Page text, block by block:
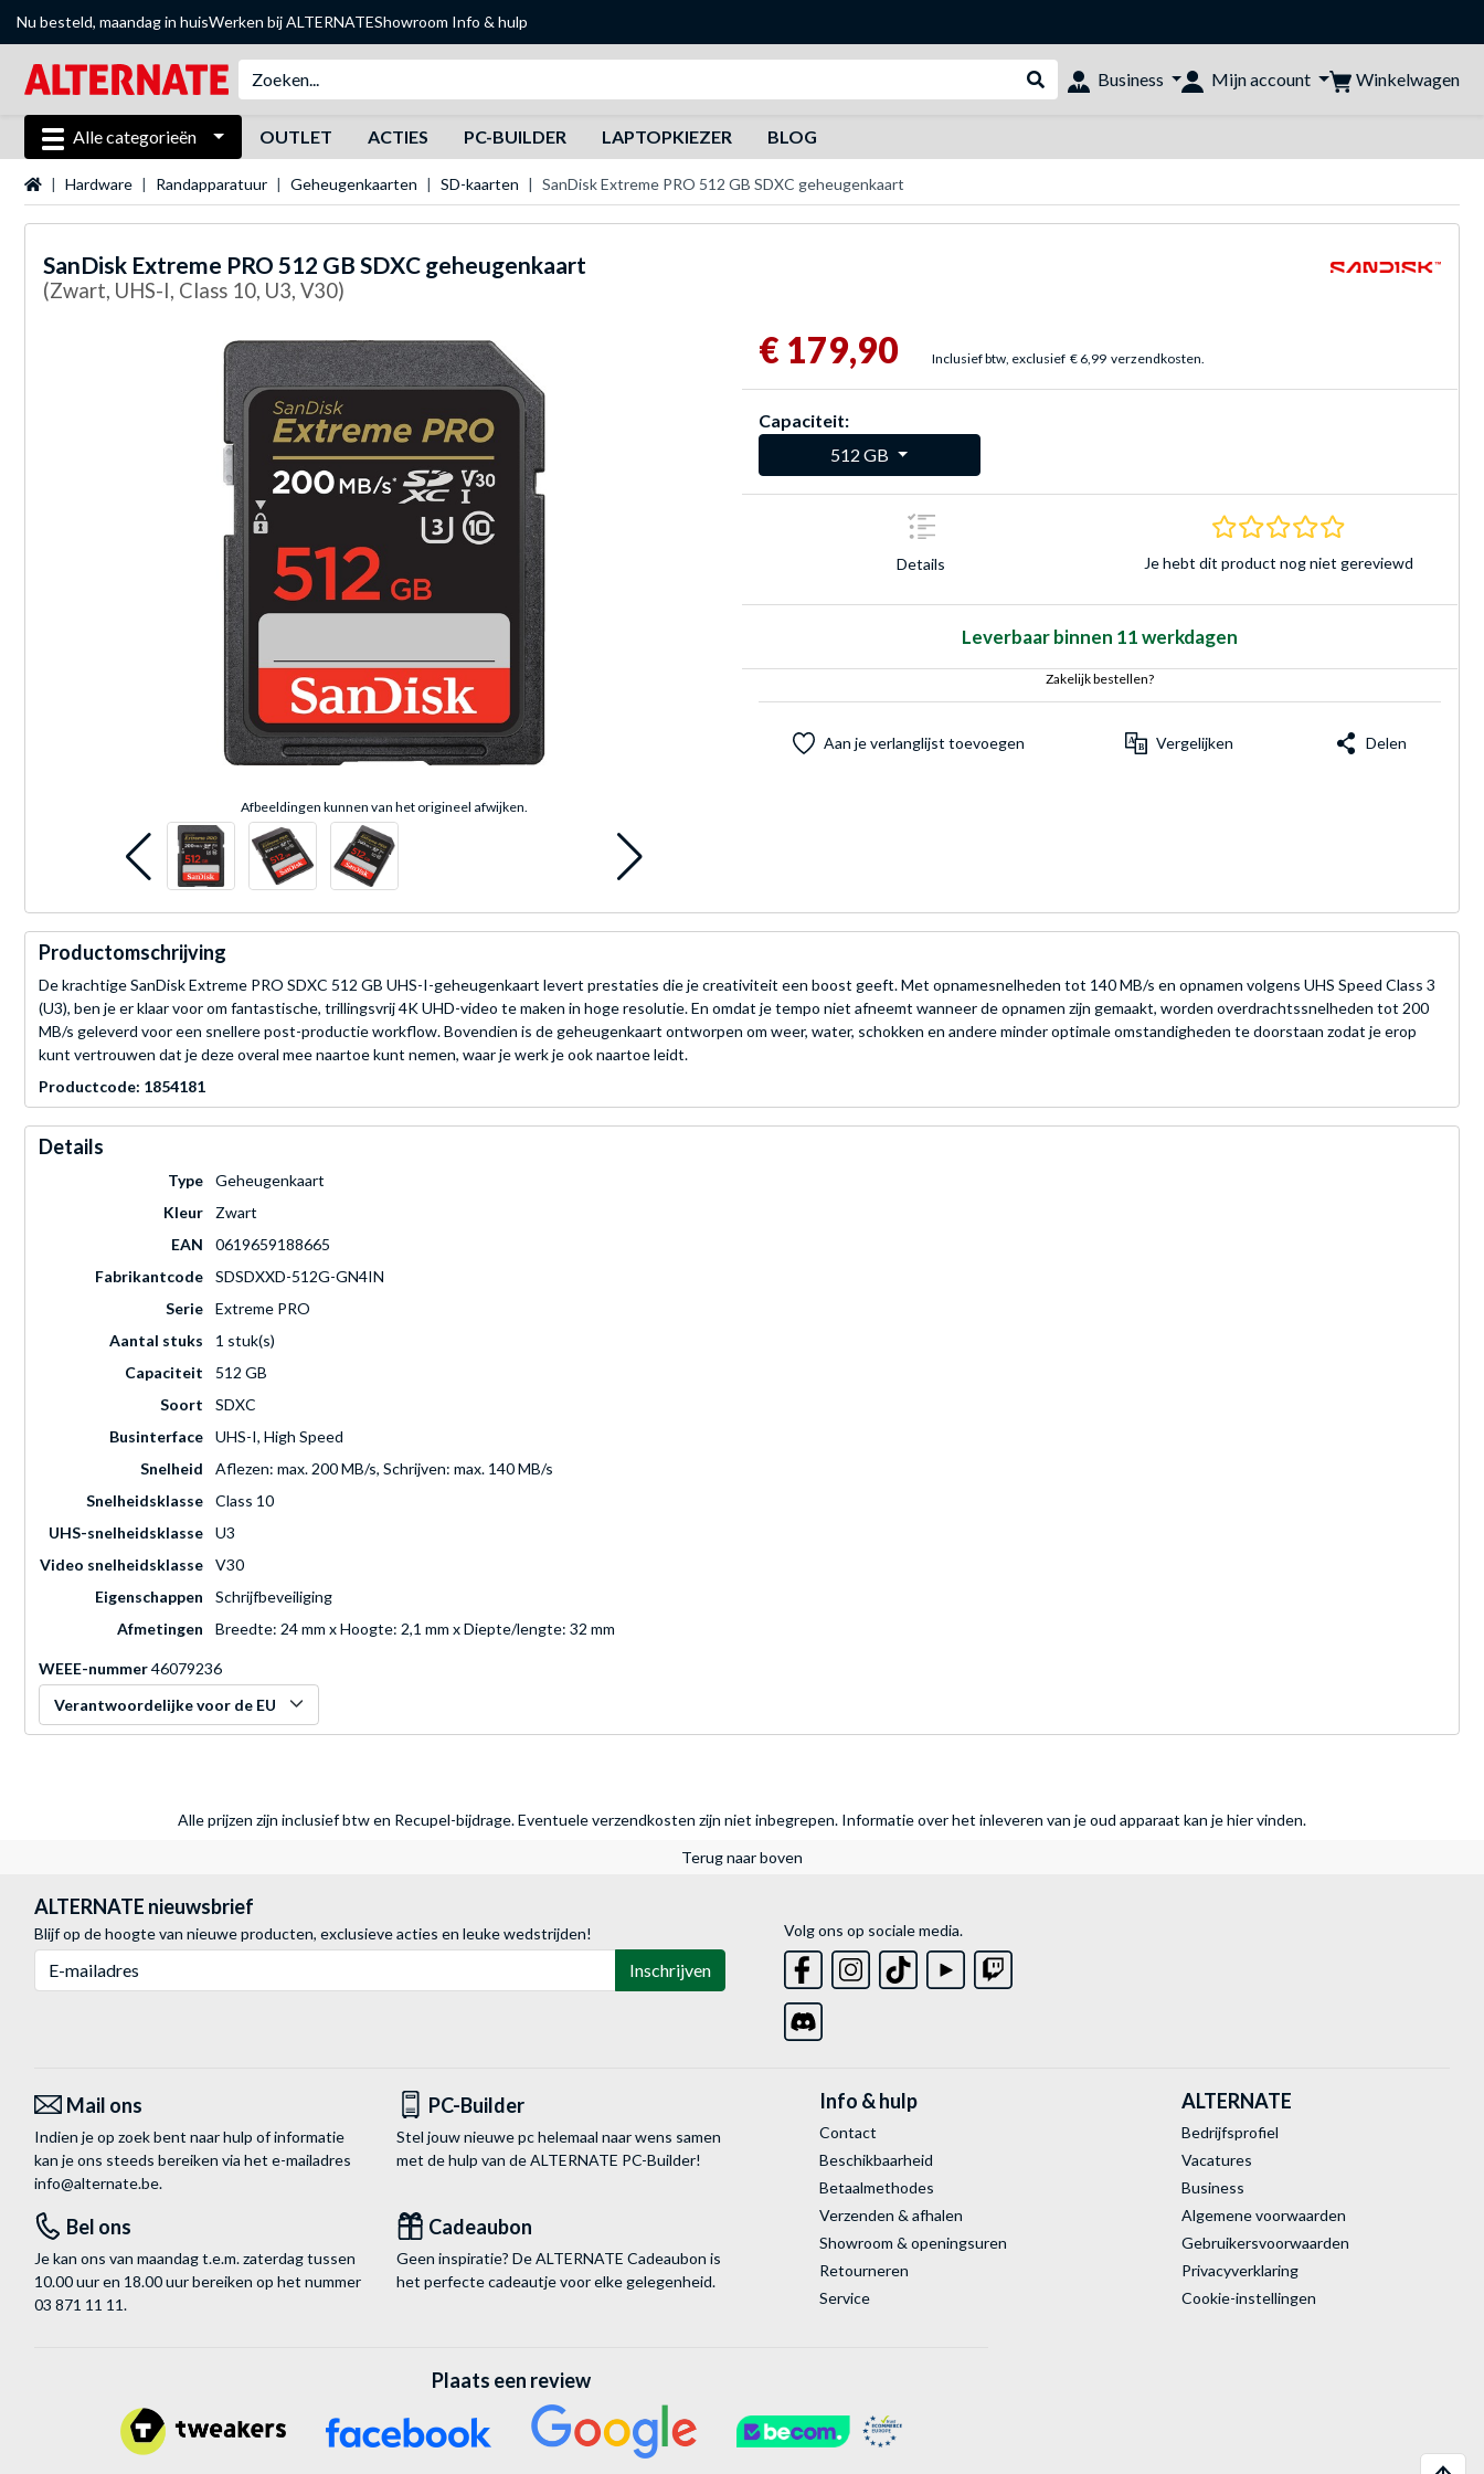
Nu besteld, maandag in huisWerken bij ALTERNATEShowroom Info & hulp
Webshop doorzoeken
Business Mijn account Winkelwagen
Alle categorieën OUTLET ACTIES PC-BUILDER LAPTOPKIEZER BLOG
Startpagina
Hardware Randapparatuur Geheugenkaarten SD-kaarten SanDisk Extreme PRO 512 GB SDXC geheugenkaart
SanDisk Extreme PRO 512 GB SDXC geheugenkaart
(Zwart, UHS-I, Class 10, U3, V30)
Afbeeldingen kunnen van het origineel afwijken.
€ 179,90 Inclusief btw, exclusief € 6,99 verzendkosten.
Capaciteit:
512 GB
Details
0.0 sterren
Je hebt dit product nog niet gereviewd
Leverbaar binnen 11 werkdagen
Zakelijk bestellen?
Aan je verlanglijst toevoegen Vergelijken Delen
Productomschrijving
De krachtige SanDisk Extreme PRO SDXC 512 GB UHS-I-geheugenkaart levert prestaties die je creativiteit een boost geeft. Met opnamesnelheden tot 140 MB/s en opnamen volgens UHS Speed Class 3
(U3), ben je er klaar voor om fantastische, trillingsvrij 4K UHD-video te maken in hoge resolutie. En omdat je tempo niet afneemt wanneer de opnamen zijn gemaakt, worden overdrachtssnelheden tot 200
MB/s geleverd voor een snellere post-productie workflow. Bovendien is de geheugenkaart ontworpen om weer, water, schokken en andere minder optimale omstandigheden te doorstaan zodat je erop
kunt vertrouwen dat je deze overal mee naartoe kunt nemen, waar je werk je ook naartoe leidt.
Productcode: 1854181
Details
Type
Geheugenkaart
Kleur
Zwart
EAN
0619659188665
Fabrikantcode
SDSDXXD-512G-GN4IN
Serie
Extreme PRO
Aantal stuks
1 stuk(s)
Capaciteit
512 GB
Soort
SDXC
Businterface
UHS-I, High Speed
Snelheid
Aflezen: max. 200 MB/s, Schrijven: max. 140 MB/s
Snelheidsklasse
Class 10
UHS-snelheidsklasse
U3
Video snelheidsklasse
V30
Eigenschappen
Schrijfbeveiliging
Afmetingen
Breedte: 24 mm x Hoogte: 2,1 mm x Diepte/lengte: 32 mm
WEEE-nummer46079236
Verantwoordelijke voor de EU
Alle prijzen zijn inclusief btw en Recupel-bijdrage. Eventuele verzendkosten zijn niet inbegrepen. Informatie over het inleveren van je oud apparaat kan je hier vinden.
Terug naar boven
ALTERNATE nieuwsbrief
Blijf op de hoogte van nieuwe producten, exclusieve acties en leuke wedstrijden!
Inschrijven
Volg ons op sociale media.
Mail ons
Indien je op zoek bent naar hulp of informatie
kan je ons steeds bereiken via het e-mailadres
info@alternate.be.
PC-Builder
Stel jouw nieuwe pc helemaal naar wens samen
met de hulp van de ALTERNATE PC-Builder!
Bel ons
Je kan ons van maandag t.e.m. zaterdag tussen
10.00 uur en 18.00 uur bereiken op het nummer
03 871 11 11.
Cadeaubon
Geen inspiratie? De ALTERNATE Cadeaubon is
het perfecte cadeautje voor elke gelegenheid.
Info & hulp
Contact
Beschikbaarheid
Betaalmethodes
Verzenden & afhalen
Showroom & openingsuren
Retourneren
Service
ALTERNATE
Bedrijfsprofiel
Vacatures
Business
Algemene voorwaarden
Gebruikersvoorwaarden
Privacyverklaring
Cookie-instellingen
Plaats een review